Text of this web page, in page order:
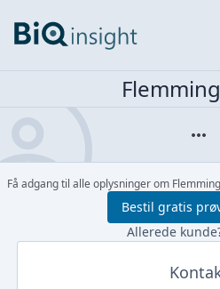
Få adgang til alle oplysninger om
Bestil gratis
Allerede